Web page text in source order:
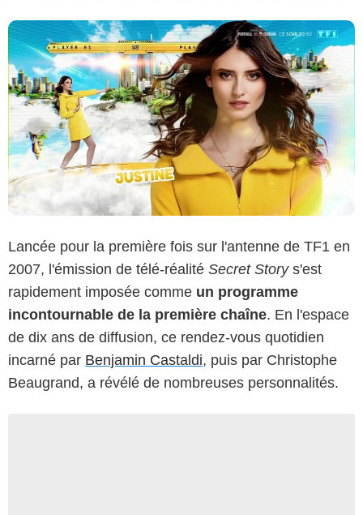
Lancée pour la première fois sur l'antenne de TF1 en
2007, l'émission de télé-réalité Secret Storys'est
rapidement imposée comme un programme
incontournable de la première chaîne. En l'espace
de dix ans de diffusion, ce rendez-vous quotidien
incarné par Benjamin Castaldi, puis par Christophe
Beaugrand, a révélé de nombreuses personnalités.